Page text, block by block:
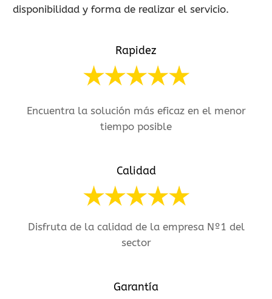
disponibilidad y forma de realizar el servicio.
Rapidez
Encuentra la solución más eficaz en el menor
tiempo posible
Calidad
Disfruta de la calidad de la empresa Nº1 del
sector
Garantía